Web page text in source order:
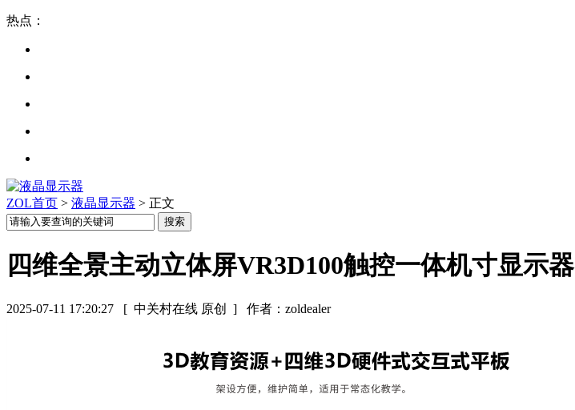
热点：
ZOL首页 > 液晶显示器 > 正文
四维全景主动立体屏VR3D100触控一体机寸显示器
2025-07-11 17:20:27 [ 中关村在线 原创 ] 作者：zoldealer